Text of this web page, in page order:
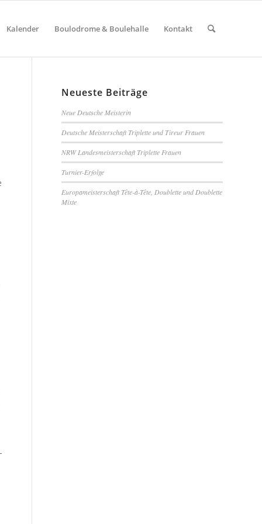
Kalender Boulodrome & Boulehalle Kontakt
Neueste Beiträge
Neue Deutsche Meisterin
Deutsche Meisterschaft Triplette und Tireur Frauen
NRW Landesmeisterschaft Triplette Frauen
Turnier-Erfolge
Europameisterschaft Tête-à-Tête, Doublette und Doublette
Mixte